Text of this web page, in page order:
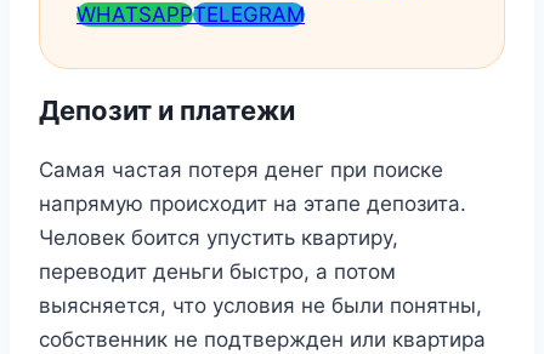
WHATSAPPTELEGRAM
Депозит и платежи
Самая частая потеря денег при поиске
напрямую происходит на этапе депозита.
Человек боится упустить квартиру,
переводит деньги быстро, а потом
выясняется, что условия не были понятны,
собственник не подтвержден или квартира